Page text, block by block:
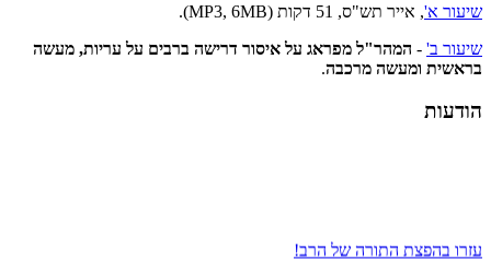
שיעור א', אייר תש"ס, 51 דקות (MP3, 6MB).
שיעור ב' - המהר"ל מפראג על איסור דרישה ברבים על עריות, מעשה
בראשית ומעשה מרכבה.
הודעות
עזרו בהפצת התורה של הרב!